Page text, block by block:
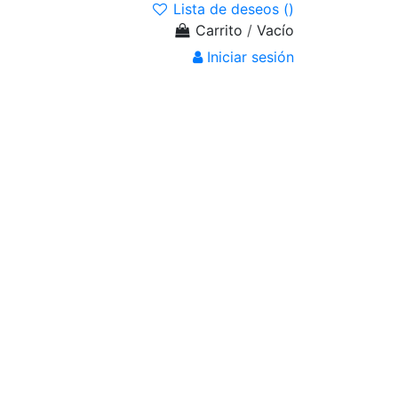
Lista de deseos ()
Carrito / Vacío
Iniciar sesión